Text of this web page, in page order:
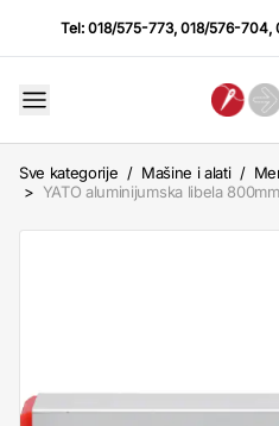
Tel:018/575-773,018/576-704,
Sve kategorije / Mašine i alati /
> YATO aluminijumska libela